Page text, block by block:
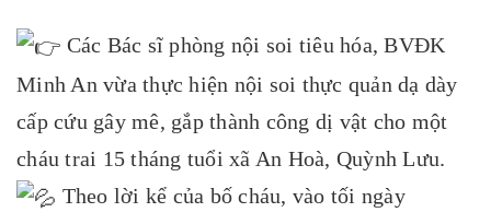
Các Bác sĩ phòng nội soi tiêu hóa, BVĐK
Minh An vừa thực hiện nội soi thực quản dạ dày
cấp cứu gây mê, gắp thành công dị vật cho một
cháu trai 15 tháng tuổi xã An Hoà, Quỳnh Lưu.
Theo lời kể của bố cháu, vào tối ngày